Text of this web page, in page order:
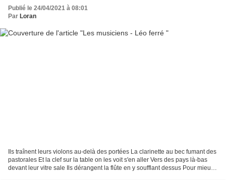
Publié le 24/04/2021 à 08:01
Par Loran
Ils traînent leurs violons au-delà des portées La clarinette au bec fumant des
pastorales Et la clef sur la table on les voit s'en aller Vers des pays là-bas
devant leur vitre sale Ils dérangent la flûte en y soufflant dessus Pour mieux